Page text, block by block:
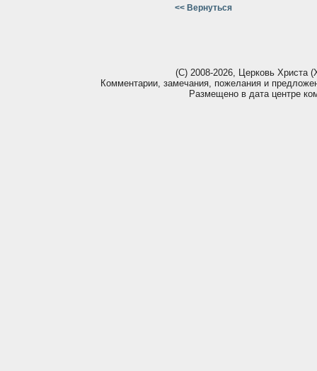
<< Вернуться
(С) 2008-2026, Церковь Христа
Комментарии, замечания, пожелания и
Размещено в дата центре